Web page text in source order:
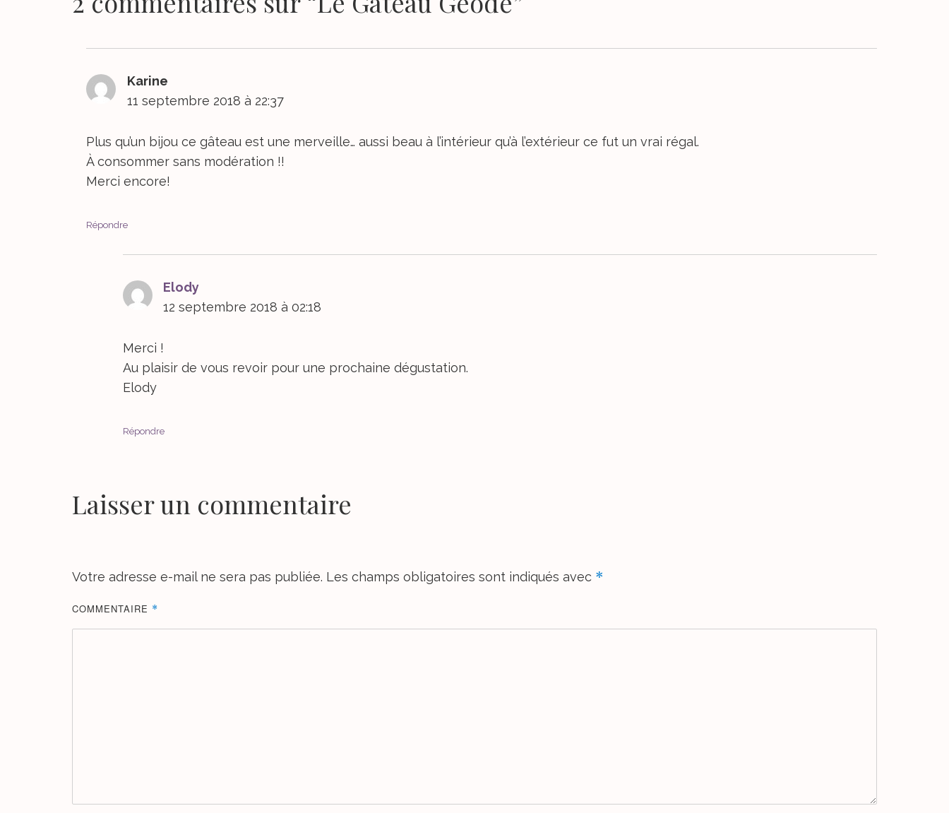
Karine
11 septembre 2018 à 22:37
Plus qu’un bijou ce gâteau est une merveille… aussi beau à l’intérieur qu’à l’extérieur ce fut un vrai régal.
À consommer sans modération !!
Merci encore!
Répondre
Elody
12 septembre 2018 à 02:18
Merci !
Au plaisir de vous revoir pour une prochaine dégustation.
Elody
Répondre
Laisser un commentaire
Votre adresse e-mail ne sera pas publiée. Les champs obligatoires sont indiqués avec *
COMMENTAIRE *